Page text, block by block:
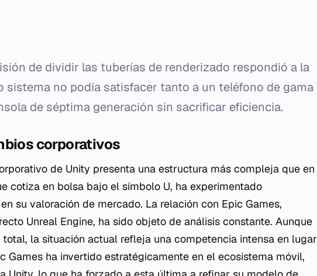
de dividir las tuberías de renderizado respondió a la
sistema no podía satisfacer tanto a un teléfono de gama
de séptima generación sin sacrificar eficiencia.
corporativos
de Unity presenta una estructura más compleja que en
cotiza en bolsa bajo el símbolo U, ha experimentado
su valoración de mercado. La relación con Epic Games,
Unreal Engine, ha sido objeto de análisis constante. Aunque
la situación actual refleja una competencia intensa en lugar
Games ha invertido estratégicamente en el ecosistema móvil,